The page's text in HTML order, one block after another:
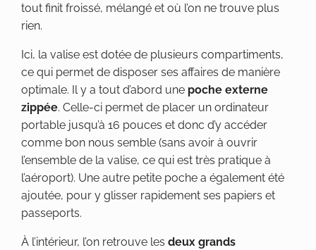
tout finit froissé, mélangé et où l’on ne trouve plus
rien.
Ici, la valise est dotée de plusieurs compartiments,
ce qui permet de disposer ses affaires de manière
optimale. Il y a tout d’abord une poche externe
zippée. Celle-ci permet de placer un ordinateur
portable jusqu’à 16 pouces et donc d’y accéder
comme bon nous semble (sans avoir à ouvrir
l’ensemble de la valise, ce qui est très pratique à
l’aéroport). Une autre petite poche a également été
ajoutée, pour y glisser rapidement ses papiers et
passeports.
À l’intérieur, l’on retrouve les deux grands